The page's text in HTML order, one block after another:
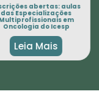
abertas: aulas
das Especializações
Multiprofissionais em
Oncologia do Icesp
Leia Mais